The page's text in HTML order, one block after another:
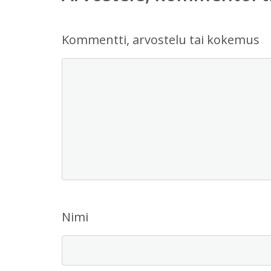
Kommentti, arvostelu tai kokemus
Nimi